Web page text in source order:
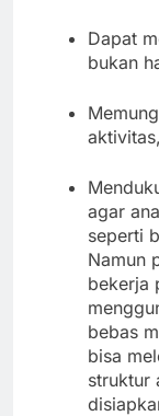
Dapat
bukan
agar
seperti
Namun
bekerja
bebas
bisa
struktur